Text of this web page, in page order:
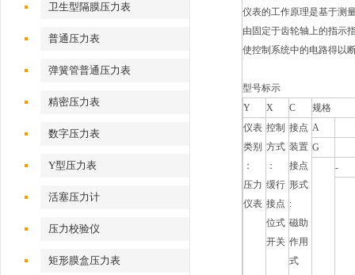
卫生型隔膜压力表
普通压力表
弹簧管普通压力表
精密压力表
数字压力表
Y型压力表
活塞压力计
压力校验仪
矩形膜盒压力表
仪表的工作原理是基于测
由固定于齿轮轴上的指示
使控制系统中的电路得以
型号标示
Y
X C
规格
仪表
类别
：
压力
仪表
控制
方式
：
缓行
接点
位式
开关
接点
装置
接点
形式
:
磁助
作用
式
A
G
-